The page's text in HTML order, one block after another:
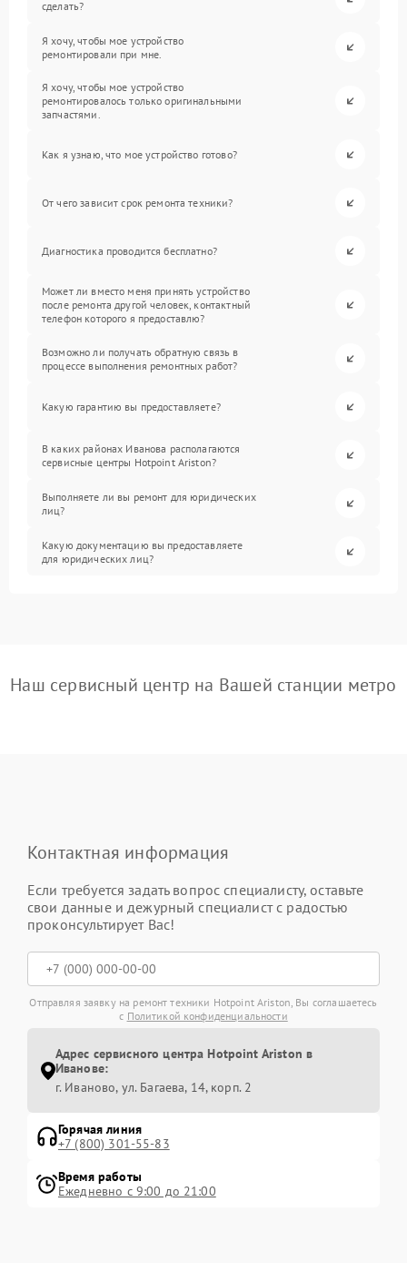
сделать?
Я хочу, чтобы мое устройство
ремонтировали при мне.
Я хочу, чтобы мое устройство
ремонтировалось только оригинальными
запчастями.
Как я узнаю, что мое устройство готово?
От чего зависит срок ремонта техники?
Диагностика проводится бесплатно?
Может ли вместо меня принять устройство
после ремонта другой человек, контактный
телефон которого я предоставлю?
Возможно ли получать обратную связь в
процессе выполнения ремонтных работ?
Какую гарантию вы предоставляете?
В каких районах Иванова располагаются
сервисные центры Hotpoint Ariston?
Выполняете ли вы ремонт для юридических
лиц?
Какую документацию вы предоставляете
для юридических лиц?
Наш сервисный центр на Вашей станции метро
Контактная информация
Если требуется задать вопрос специалисту, оставьте
свои данные и дежурный специалист с радостью
проконсультирует Вас!
Отправляя заявку на ремонт техники Hotpoint Ariston, Вы соглашаетесь
с Политикой конфиденциальности
Адрес сервисного центра Hotpoint Ariston в
Иванове:
г. Иваново, ул. Багаева, 14, корп. 2
Горячая линия
+7 (800) 301-55-83
Время работы
Ежедневно с 9:00 до 21:00